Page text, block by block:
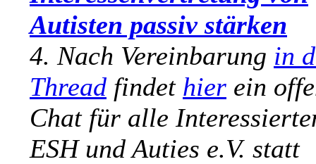
Autisten passiv stärken
4. Nach Vereinbarung in
Thread findet hier ein
Chat für alle
ESH und Auties e.V. statt